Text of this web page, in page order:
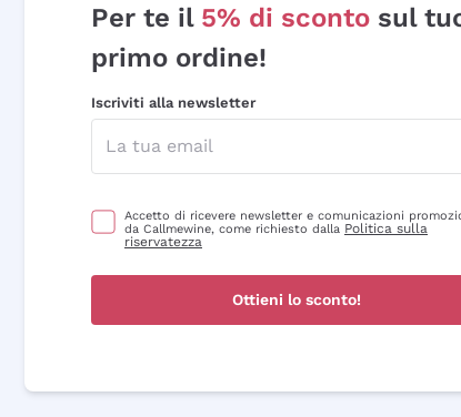
Per te il 5% di sconto sul
primo ordine!
Iscriviti alla newsletter
Accetto di ricevere newsletter e comunicazioni
da Callmewine, come richiesto dalla Politica sulla
riservatezza
Ottieni lo sconto!